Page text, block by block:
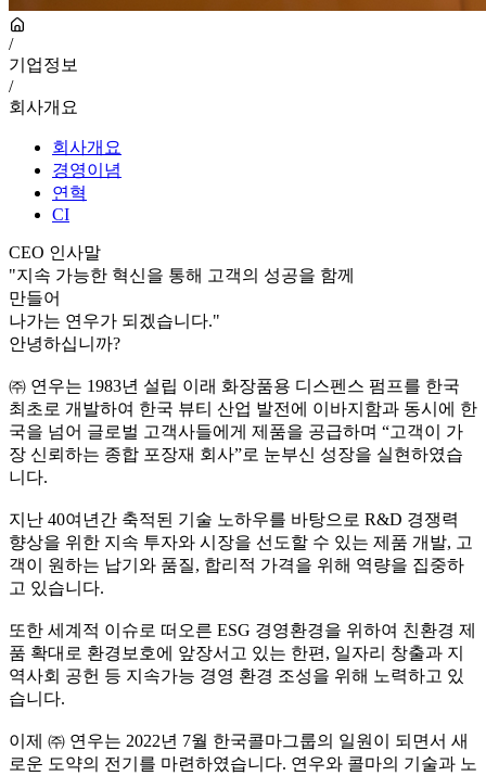
/
기업정보
/
회사개요
회사개요
경영이념
연혁
CI
CEO 인사말
"지속 가능한 혁신을 통해 고객의 성공을 함께
만들어
나가는 연우가 되겠습니다."
안녕하십니까?
㈜ 연우는 1983년 설립 이래 화장품용 디스펜스 펌프를 한국
최초로 개발하여 한국 뷰티 산업 발전에 이바지함과 동시에 한
국을 넘어 글로벌 고객사들에게 제품을 공급하며 “고객이 가
장 신뢰하는 종합 포장재 회사”로 눈부신 성장을 실현하였습
니다.
지난 40여년간 축적된 기술 노하우를 바탕으로 R&D 경쟁력
향상을 위한 지속 투자와 시장을 선도할 수 있는 제품 개발, 고
객이 원하는 납기와 품질, 합리적 가격을 위해 역량을 집중하
고 있습니다.
또한 세계적 이슈로 떠오른 ESG 경영환경을 위하여 친환경 제
품 확대로 환경보호에 앞장서고 있는 한편, 일자리 창출과 지
역사회 공헌 등 지속가능 경영 환경 조성을 위해 노력하고 있
습니다.
이제 ㈜ 연우는 2022년 7월 한국콜마그룹의 일원이 되면서 새
로운 도약의 전기를 마련하였습니다. 연우와 콜마의 기술과 노